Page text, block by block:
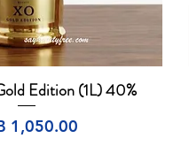
View
Edition (1L) 40%
1,050.00